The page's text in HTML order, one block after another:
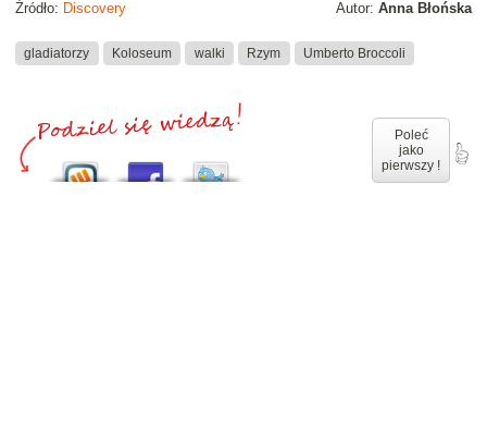
Autor: Anna Błońska
Źródło: Discovery
gladiatorzy Koloseum walki Rzym Umberto Broccoli
Poleć
jako
pierwszy !